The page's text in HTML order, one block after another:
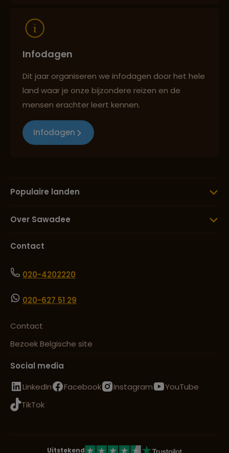
Infodagen
Dit jaar organiseren we infodagen door het hele
land waar je onze bijzondere reizen en de
mensen erachter leert kennen.
Infodagen
Populaire landen
Over Sawadee
Contact
020-4202220
020-627 51 29
Contact
Bezoek Belgische site
Social media
LinkedIn
Facebook Instagram
YouTube
TikTok
Uitstekend